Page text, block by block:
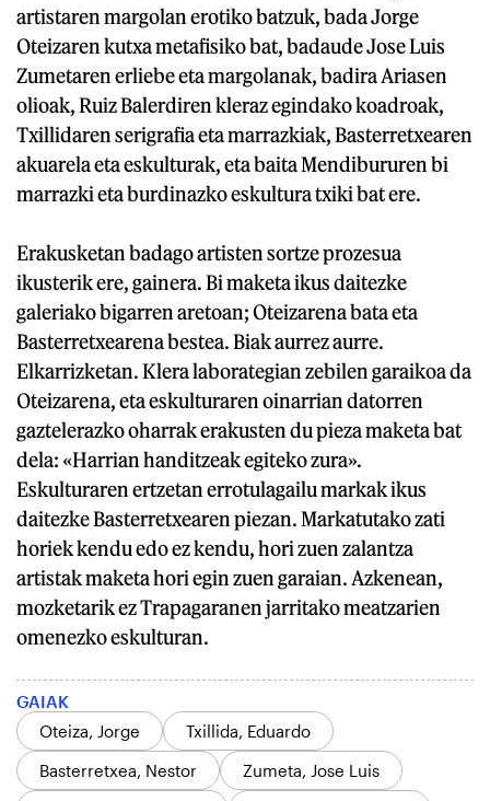
artistaren margolan erotiko batzuk, bada Jorge
Oteizaren kutxa metafisiko bat, badaude Jose Luis
Zumetaren erliebe eta margolanak, badira Ariasen
olioak, Ruiz Balerdiren kleraz egindako koadroak,
Txillidaren serigrafia eta marrazkiak, Basterretxearen
akuarela eta eskulturak, eta baita Mendibururen bi
marrazki eta burdinazko eskultura txiki bat ere.
Erakusketan badago artisten sortze prozesua
ikusterik ere, gainera. Bi maketa ikus daitezke
galeriako bigarren aretoan; Oteizarena bata eta
Basterretxearena bestea. Biak aurrez aurre.
Elkarrizketan. Klera laborategian zebilen garaikoa da
Oteizarena, eta eskulturaren oinarrian datorren
gaztelerazko oharrak erakusten du pieza maketa bat
dela: «Harrian handitzeak egiteko zura».
Eskulturaren ertzetan errotulagailu markak ikus
daitezke Basterretxearen piezan. Markatutako zati
horiek kendu edo ez kendu, hori zuen zalantza
artistak maketa hori egin zuen garaian. Azkenean,
mozketarik ez Trapagaranen jarritako meatzarien
omenezko eskulturan.
GAIAK
Oteiza, Jorge
Txillida, Eduardo
Basterretxea, Nestor
Zumeta, Jose Luis